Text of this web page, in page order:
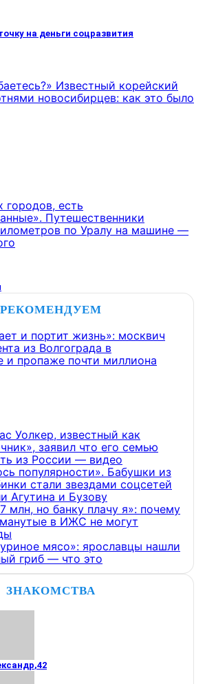
на деньги соцразвития
Известный корейский
новосибирцев: как это было
городов, есть
Путешественники
по Уралу на машине —
РЕКОМЕНДУЕМ
и портит жизнь»: москвич
из Волгограда в
и пропаже почти миллиона
Уолкер, известный как
заявил что его семью
из России — видео
популярности». Бабушки из
стали звездами соцсетей
Агутина и Бузову
млн, но банку плачу я»: почему
в ИЖС не могут
мясо»: ярославцы нашли
гриб — что это
ЗНАКОМСТВА
,42